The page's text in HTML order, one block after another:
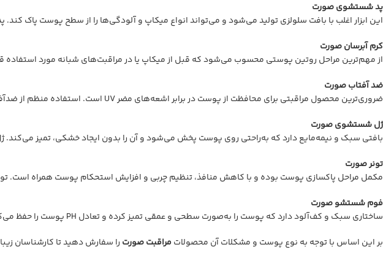
پد شستشوی صورت
این ابزار اغلب با بافت سلولزی تولید می‌شود و می‌تواند انواع میکاپ و آلودگی‌ها را از سطح پوست پاک کند.
کرم آبرسان صورت
از مهم‌ترین مراحل روتین پوستی محسوب می‌شود که قبل از میکاپ یا در مراقبت‌های شبانه مورد
ضد آفتاب صورت
ضروری‌ترین محصول مراقبتی برای محافظت از پوست در برابر اشعه‌های مضر UV است. استفاده منظم از ضدآفتاب می‌تواند از پیری زودرس و بروز بیماری‌های پوستی جلوگیری کند.
ژل شستشوی صورت
بافتی سبک و نیمه‌مایع دارد که به‌راحتی روی پوست پخش می‌شود و آن را بدون ایجاد خشکی، تمیز
تونر صورت
مکمل مراحل پاکسازی پوست بوده و با کاهش منافذ، تنظیم چربی و افزایش استحکام پوست همراه است.
فوم شستشو صورت
ساختاری سبک و کف‌آلود دارد که پوست را به‌صورت سطحی و عمقی تمیز کرده و تعادل PH پوست را حفظ می‌کند. فوم‌ها گزینه‌ای عالی برای استفاده روزمره هستند.
بر این اساس با توجه به نوع پوست و مشکلات آن محصولات مراقبت صورت را سفارش دهید تا کارشناسان